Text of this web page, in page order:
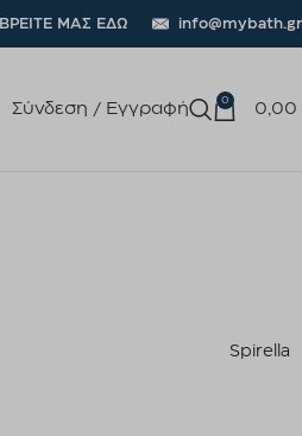
ΒΡΕΙΤΕ ΜΑΣ ΕΔΩ info@mybath.gr
Σύνδεση / Εγγραφή 0 0,00
Spirella